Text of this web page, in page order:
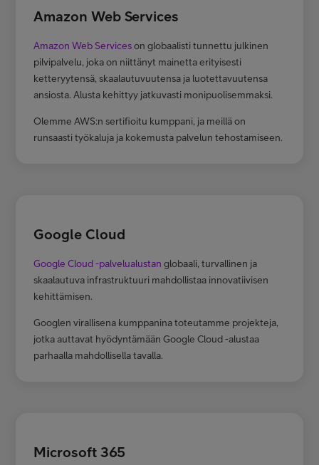
Amazon Web Services
Amazon Web Serviceson globaalisti tunnettu julkinen
pilvipalvelu, joka on niittänyt mainetta erityisesti
ketteryytensä, skaalautuvuutensa ja luotettavuutensa
ansiosta. Alusta kehittyy jatkuvasti monipuolisemmaksi.
Olemme AWS:n sertifioitu kumppani, ja meillä on
runsaasti työkaluja ja kokemusta palvelun tehostamiseen.
Google Cloud
Google Cloud -palvelualustan globaali, turvallinen ja
skaalautuva infrastruktuuri mahdollistaa innovatiivisen
kehittämisen.
Googlen virallisena kumppanina toteutamme projekteja,
jotka auttavat hyödyntämään Google Cloud -alustaa
parhaalla mahdollisella tavalla.
Microsoft 365